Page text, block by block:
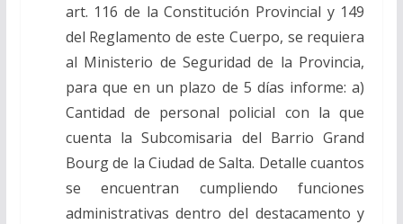
art. 116 de la Constitución Provincial y 149
del Reglamento de este Cuerpo, se requiera
al Ministerio de Seguridad de la Provincia,
para que en un plazo de 5 días informe: a)
Cantidad de personal policial con la que
cuenta la Subcomisaria del Barrio Grand
Bourg de la Ciudad de Salta. Detalle cuantos
se encuentran cumpliendo funciones
administrativas dentro del destacamento y